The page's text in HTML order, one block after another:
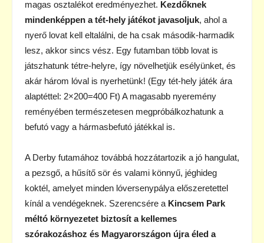
magas osztalékot eredményezhet. Kezdőknek
mindenképpen a tét-hely játékot javasoljuk, ahol a
nyerő lovat kell eltalálni, de ha csak második-harmadik
lesz, akkor sincs vész. Egy futamban több lovat is
játszhatunk tétre-helyre, így növelhetjük esélyünket, és
akár három lóval is nyerhetünk! (Egy tét-hely játék ára
alaptéttel: 2×200=400 Ft) A magasabb nyeremény
reményében természetesen megpróbálkozhatunk a
befutó vagy a hármasbefutó játékkal is.
A Derby futamához továbbá hozzátartozik a jó hangulat,
a pezsgő, a hűsítő sör és valami könnyű, jéghideg
koktél, amelyet minden lóversenypálya előszeretettel
kínál a vendégeknek. Szerencsére a Kincsem Park
méltó környezetet biztosít a kellemes
szórakozáshoz és Magyarországon újra éled a